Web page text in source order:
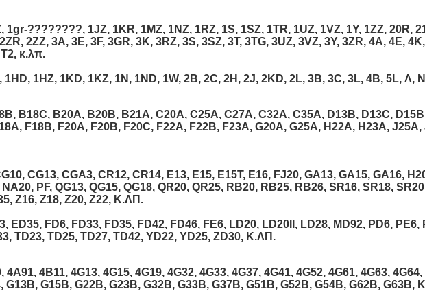
1gr-????????, 1JZ, 1KR, 1MZ, 1NZ, 1RZ, 1S, 1SZ, 1TR, 1UZ, 1VZ, 1Y, 1ZZ, 20R,
2ZZ, 3A, 3E, 3F, 3GR, 3K, 3RZ, 3S, 3SZ, 3T, 3TG, 3UZ, 3VZ, 3Y, 3ZR, 4A, 4E,
κ.λπ.
1HZ, 1KD, 1KZ, 1N, 1ND, 1W, 2B, 2C, 2H, 2J, 2KD, 2L, 3B, 3C, 3L, 4B, 5L, Λ,
B18C, B20A, B20B, B21A, C20A, C25A, C27A, C32A, C35A, D13B, D13C,
F18B, F20A, F20B, F20C, F22A, F22B, F23A, G20A, G25A, H22A, H23A,
CG13, CGA3, CR12, CR14, E13, E15, E15T, E16, FJ20, GA13, GA15, GA16,
PF, QG13, QG15, QG18, QR20, QR25, RB20, RB25, RB26, SR16, SR18,
Z16, Z18, Z20, Z22, Κ.ΛΠ.
ED35, FD6, FD33, FD35, FD42, FD46, FE6, LD20, LD20II, LD28, MD92, PD6,
TD23, TD25, TD27, TD42, YD22, YD25, ZD30, Κ.ΛΠ.
4B11, 4G13, 4G15, 4G19, 4G32, 4G33, 4G37, 4G41, 4G52, 4G61, 4G63,
G13B, G15B, G22B, G23B, G32B, G33B, G37B, G51B, G52B, G54B, G62B, G63B,